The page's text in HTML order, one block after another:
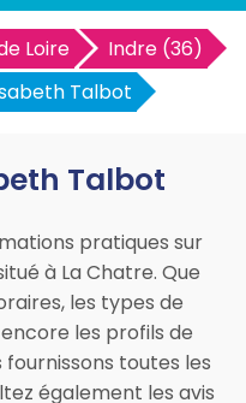
Loire
Indre (36)
Talbot
Talbot
pratiques sur
à La Chatre. Que
les types de
les profils de
toutes les
également les avis